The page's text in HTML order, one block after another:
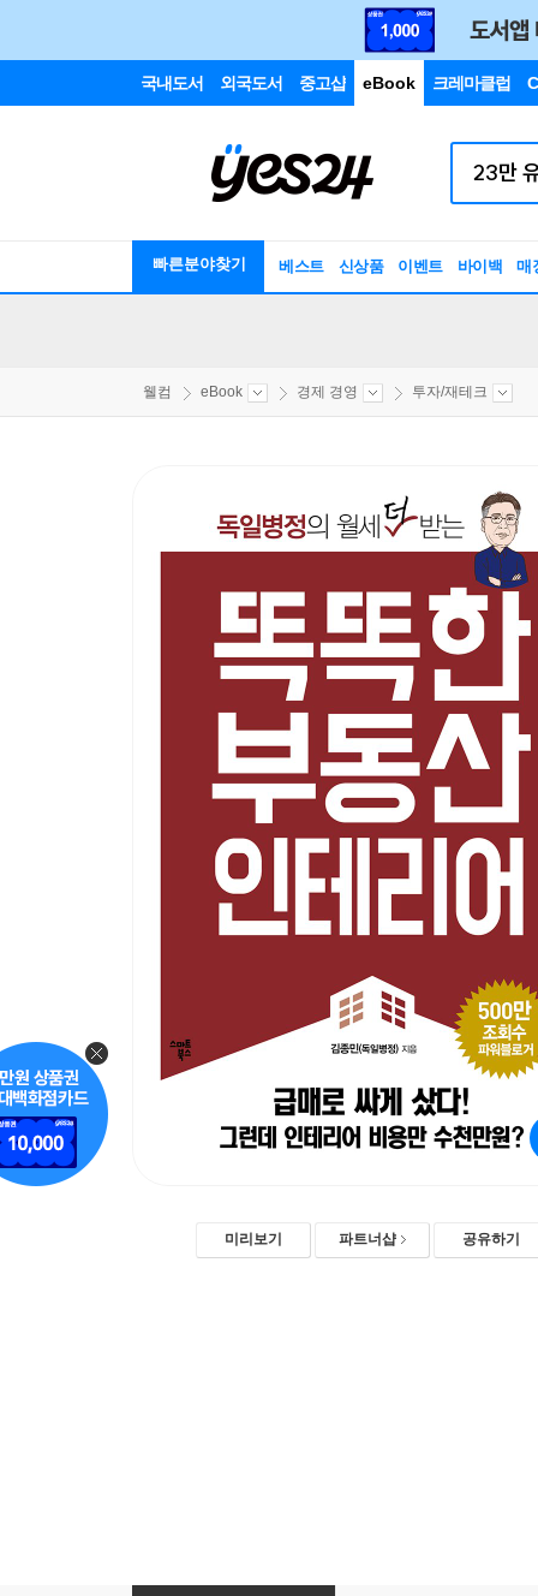
국내도서 외국도서 중고샵 eBook 크레마클럽
빠른분야찾기 베스트 신상품 이벤트 바이백 매
웰컴 eBook 경제 경영 투자/재테크
미리보기 파트너샵 공유하기